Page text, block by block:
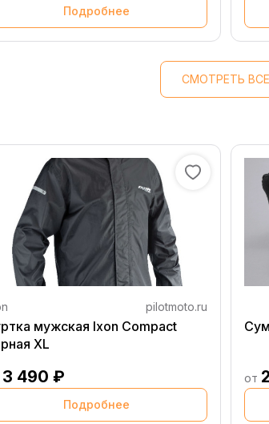
Подробнее
СМОТРЕТЬ ВСЕ
pilotmoto.ru
мужская Ixon Compact
XL
3 490 ₽
Подробнее
от